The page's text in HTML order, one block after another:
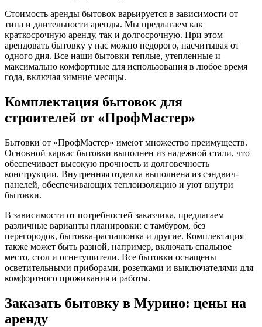
Стоимость аренды бытовок варьируется в зависимости от
типа и длительности аренды. Мы предлагаем как
краткосрочную аренду, так и долгосрочную. При этом
арендовать бытовку у нас можно недорого, насчитывая от
одного дня. Все наши бытовки теплые, утепленные и
максимально комфортные для использования в любое время
года, включая зимние месяцы.
Комплектация бытовок для
строителей от «ПрофМастер»
Бытовки от «ПрофМастер» имеют множество преимуществ.
Основной каркас бытовки выполнен из надежной стали, что
обеспечивает высокую прочность и долговечность
конструкции. Внутренняя отделка выполнена из сэндвич-
панелей, обеспечивающих теплоизоляцию и уют внутри
бытовки.
В зависимости от потребностей заказчика, предлагаем
различные варианты планировки: с тамбуром, без
перегородок, бытовка-распашонка и другие. Комплектация
также может быть разной, например, включать спальное
место, стол и огнетушители. Все бытовки оснащены
осветительными приборами, розетками и выключателями для
комфортного проживания и работы.
Заказать бытовку в Мурино: цены на
аренду